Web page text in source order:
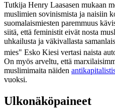
Tutkija Henry Laasasen mukaan
muslimien sovinismista ja naisiin
suomalaismiesten paremmuus
siitä, että feministit eivät nosta
uhkailusta ja väkivallasta
mies" Esko Kiesi vertasi naista
On myös arveltu, että
muslimimaita näiden
vuoksi.
Ulkonäköpaineet